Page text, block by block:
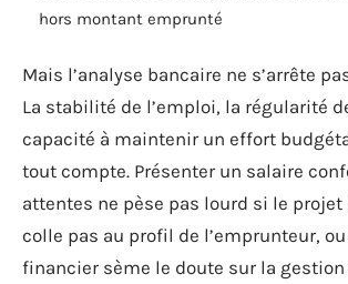
hors montant emprunté
Mais l’analyse bancaire ne s’arrête
La stabilité de l’emploi, la régularité
capacité à maintenir un effort
tout compte. Présenter un salaire
attentes ne pèse pas lourd si le
colle pas au profil de l’emprunteur,
financier sème le doute sur la